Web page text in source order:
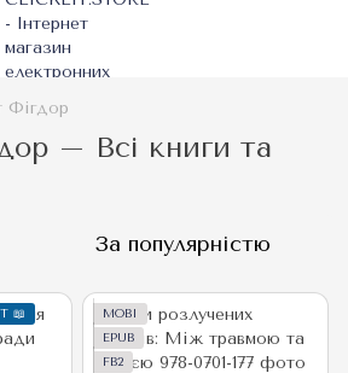
Фігдор
– Всі книги та
За популярністю
📖
MOBI
EPUB
FB2